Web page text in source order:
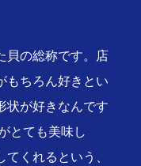
貝の総称です。店
もちろん好きとい
状が好きなんです
とても美味し
くれるという、